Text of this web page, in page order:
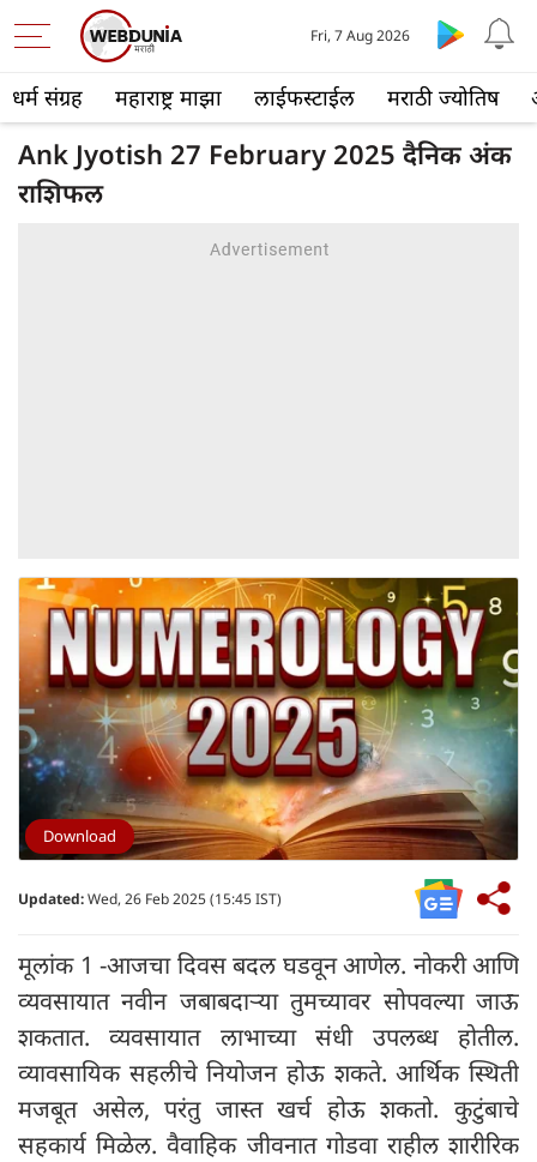
धर्म संग्रह महाराष्ट्र माझा लाईफस्टाईल मराठी ज्योतिष
Fri, 7 Aug 2026
Ank Jyotish 27 February 2025 दैनिक अंक
राशिफल
Download
Updated:Wed, 26 Feb 2025 (15:45 IST)
मूलांक 1 -आजचा दिवस बदल घडवून आणेल. नोकरी आणि
व्यवसायात नवीन जबाबदाऱ्या तुमच्यावर सोपवल्या जाऊ
शकतात. व्यवसायात लाभाच्या संधी उपलब्ध होतील.
व्यावसायिक सहलीचे नियोजन होऊ शकते. आर्थिक स्थिती
मजबूत असेल, परंतु जास्त खर्च होऊ शकतो. कुटुंबाचे
सहकार्य मिळेल. वैवाहिक जीवनात गोडवा राहील शारीरिक